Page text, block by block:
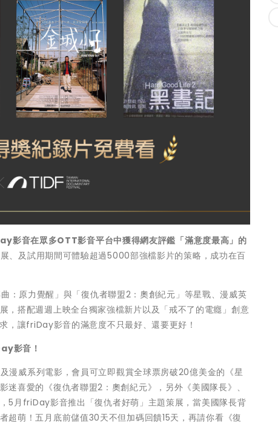
影音在眾多OTT影音平台中獲得網友評鑑「滿意度最高」的
、及試用期間可體驗超過5000部強檔影片的策略，成功在百
原力覺醒」與「復仇者聯盟2：奧創紀元」等星戰、漫威英
，搭配週週上映全台獨家強檔新片以及「戒不了的電癮」創意
，讓friDay影音的滿意度不只最好、還要更好！
影音！
漫威系列電影，會員可立即觀賞全球票房破20億美金的《星
喜愛的《復仇者聯盟2：奧創紀元》，另外《美國隊長》、
5月friDay影音推出「復仇者好萌」主題策展，當美國隊長背
超萌！五月底前儲值30天不但加碼回饋15天，再請你看《復